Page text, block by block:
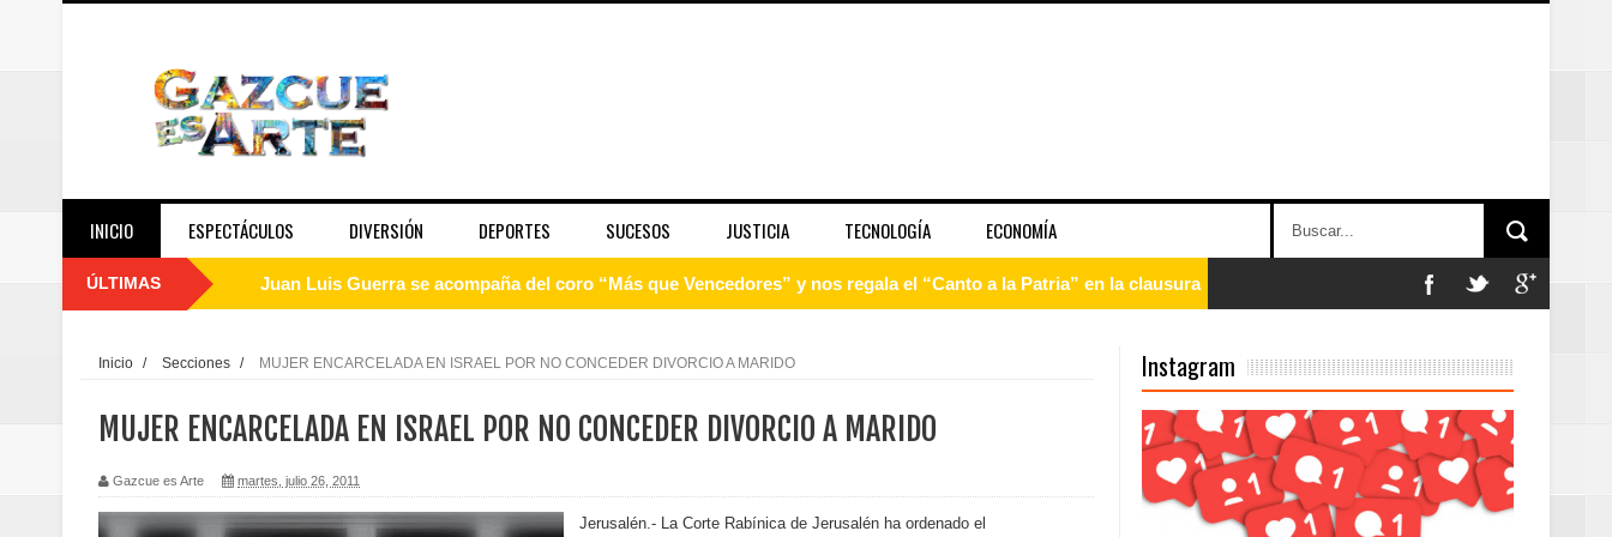
INICIO ESPECTÁCULOS DIVERSIÓN DEPORTES SUCESOS JUSTICIA TECNOLOGÍA ECONOMÍA
ÚLTIMAS Juan Luis Guerra se acompaña del coro “Más que Vencedores” y nos regala el “Canto a la Patria” en la clausura
Embajada dominicana en Francia y Banreservas lanzan convocatoria para residencias artísticas en París
Pavel Núñez y su Bipolarband deslumbran con una noche de fusiones e invitados de lujo en el Hard Rock Café
Inicio / Secciones / MUJER ENCARCELADA EN ISRAEL POR NO CONCEDER DIVORCIO A MARIDO
MUJER ENCARCELADA EN ISRAEL POR NO CONCEDER DIVORCIO A MARIDO
Gazcue es Arte martes, julio 26, 2011
Jerusalén.- La Corte Rabínica de Jerusalén ha ordenado el
Instagram